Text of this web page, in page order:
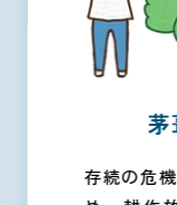
茅
存続の危